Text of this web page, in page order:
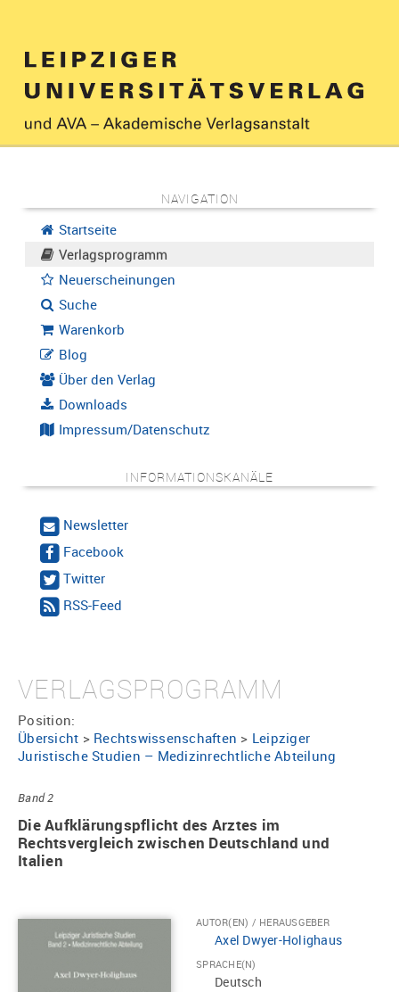
NAVIGATION
Startseite
Verlagsprogramm
Neuerscheinungen
Suche
Warenkorb
Blog
Über den Verlag
Downloads
Impressum/Datenschutz
INFORMATIONSKANÄLE
Newsletter
Facebook
Twitter
RSS-Feed
VERLAGSPROGRAMM
Position:
Übersicht > Rechtswissenschaften > Leipziger
Juristische Studien – Medizinrechtliche Abteilung
Band 2
Die Aufklärungspflicht des Arztes im
Rechtsvergleich zwischen Deutschland und
Italien
AUTOR(EN) / HERAUSGEBER
Axel Dwyer-Holighaus
SPRACHE(N)
Deutsch